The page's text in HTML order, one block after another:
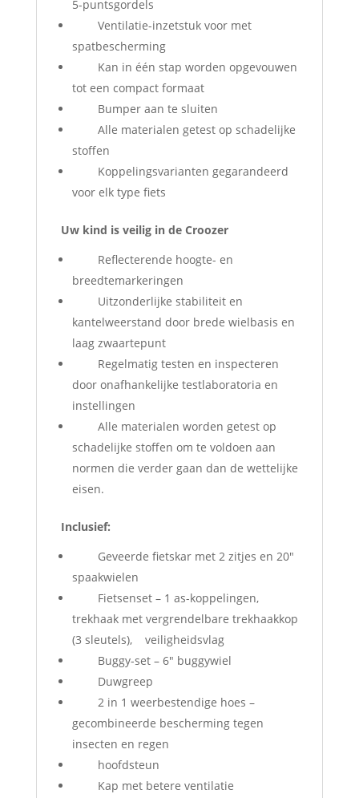
5-puntsgordels
Ventilatie-inzetstuk voor met
spatbescherming
Kan in één stap worden opgevouwen
tot een compact formaat
Bumper aan te sluiten
Alle materialen getest op schadelijke
stoffen
Koppelingsvarianten gegarandeerd
voor elk type fiets
Uw kind is veilig in de Croozer
Reflecterende hoogte- en
breedtemarkeringen
Uitzonderlijke stabiliteit en
kantelweerstand door brede wielbasis en
laag zwaartepunt
Regelmatig testen en inspecteren
door onafhankelijke testlaboratoria en
instellingen
Alle materialen worden getest op
schadelijke stoffen om te voldoen aan
normen die verder gaan dan de wettelijke
eisen.
Inclusief:
Geveerde fietskar met 2 zitjes en 20″
spaakwielen
Fietsenset – 1 as-koppelingen,
trekhaak met vergrendelbare trekhaakkop
(3 sleutels), veiligheidsvlag
Buggy-set – 6″ buggywiel
Duwgreep
2 in 1 weerbestendige hoes –
gecombineerde bescherming tegen
insecten en regen
hoofdsteun
Kap met betere ventilatie